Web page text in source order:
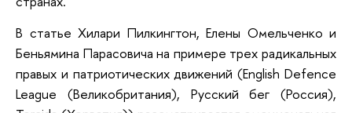
В статье Хилари Пилкингтон, Елены Омельченко и
Беньямина Парасовича на примере трех радикальных
правых и патриотических движений (English Defence
League (Великобритания), Русский бег (Россия),